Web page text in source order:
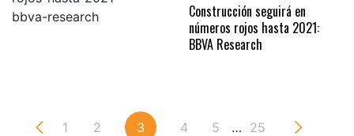
Construcción seguirá en
números rojos hasta 2021:
BBVA Research
1 2 3 4 5 … 25